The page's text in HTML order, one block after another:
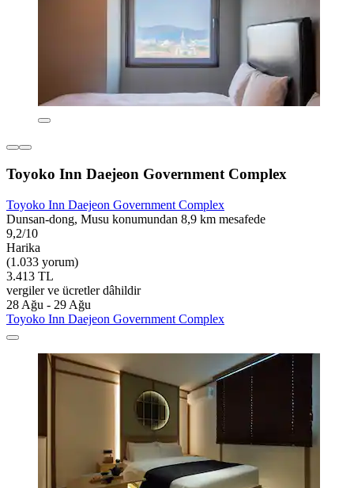
Toyoko Inn Daejeon Government Complex
Toyoko Inn Daejeon Government Complex
Dunsan-dong, Musu konumundan 8,9 km mesafede
9,2/10
Harika
(1.033 yorum)
3.413 TL
vergiler ve ücretler dâhildir
28 Ağu - 29 Ağu
Toyoko Inn Daejeon Government Complex